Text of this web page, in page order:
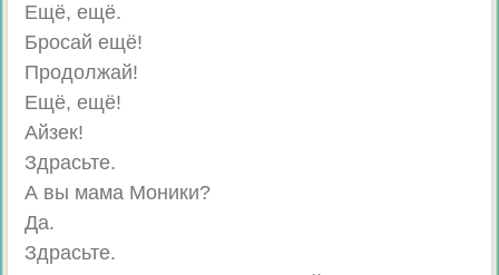
Ещё, ещё.
Бросай ещё!
Продолжай!
Ещё, ещё!
Айзек!
Здрасьте.
А вы мама Моники?
Да.
Здрасьте.